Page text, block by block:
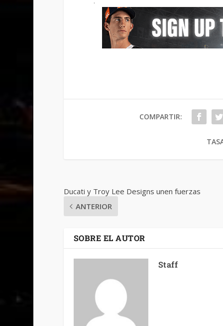
COMPARTIR:
Ducati y Troy Lee Designs unen fuerzas
ANTERIOR
SOBRE EL AUTOR
Staff